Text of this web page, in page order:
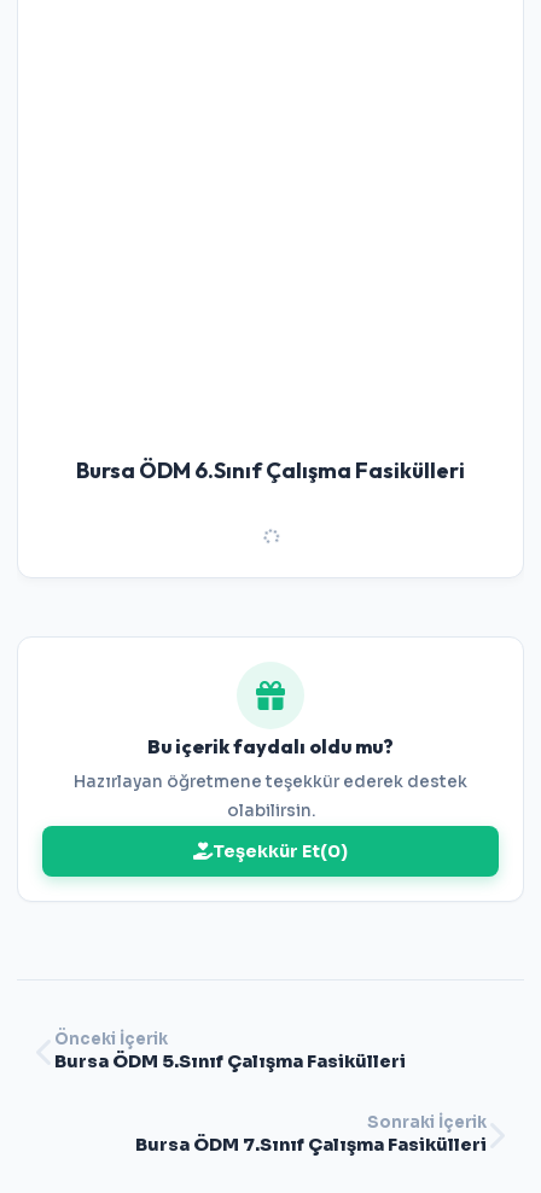
Bursa ÖDM 6.Sınıf Çalışma Fasikülleri
Bu içerik faydalı oldu mu?
Hazırlayan öğretmene teşekkür ederek destek
olabilirsin.
Teşekkür Et(0)
Önceki İçerik
Bursa ÖDM 5.Sınıf Çalışma Fasikülleri
Sonraki İçerik
Bursa ÖDM 7.Sınıf Çalışma Fasikülleri